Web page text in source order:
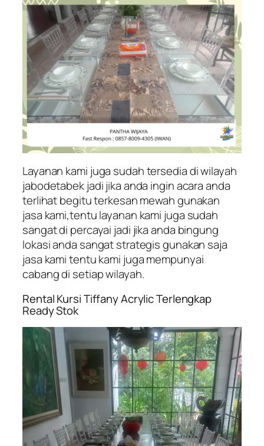
Layanan kami juga sudah tersedia di wilayah
jabodetabek jadi jika anda ingin acara anda
terlihat begitu terkesan mewah gunakan
jasa kami,tentu layanan kami juga sudah
sangat di percayai jadi jika anda bingung
lokasi anda sangat strategis gunakan saja
jasa kami tentu kami juga mempunyai
cabang di setiap wilayah.
Rental Kursi Tiffany Acrylic Terlengkap
Ready Stok